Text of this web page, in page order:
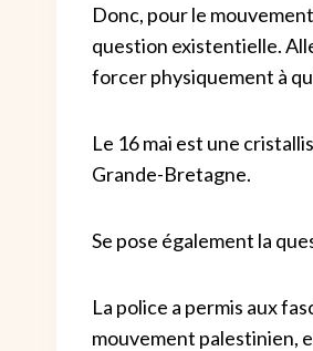
Donc, pour le
question existentielle.
forcer physiquement à
Le 16 mai est une
Grande-Bretagne.
Se pose également la
La police a permis aux
mouvement palestinien,